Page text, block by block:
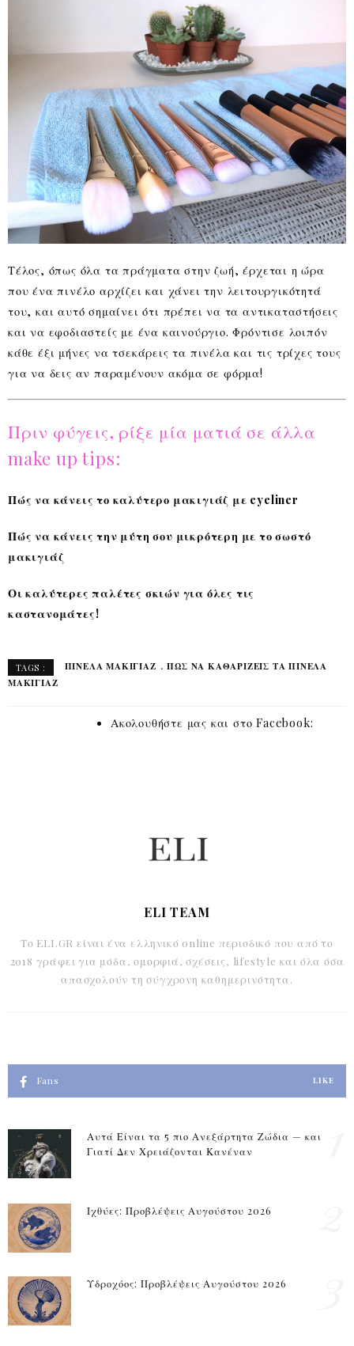
Τέλος, όπως όλα τα πράγματα στην ζωή, έρχεται η ώρα
που ένα πινέλο αρχίζει και χάνει την λειτουργικότητά
του, και αυτό σημαίνει ότι πρέπει να τα αντικαταστήσεις
και να εφοδιαστείς με ένα καινούργιο. Φρόντισε λοιπόν
κάθε έξι μήνες να τσεκάρεις τα πινέλα και τις τρίχες τους
για να δεις αν παραμένουν ακόμα σε φόρμα!
Πριν φύγεις, ρίξε μία ματιά σε άλλα
make up tips:
Πώς να κάνεις το καλύτερο μακιγιάζ με eyeliner
Πώς να κάνεις την μύτη σου μικρότερη με το σωστό
μακιγιάζ
Οι καλύτερες παλέτες σκιών για όλες τις
καστανομάτες!
TAGS : ΠΙΝΈΛΑ ΜΑΚΙΓΙΆΖ
ΠΩΣ ΝΑ ΚΑΘΑΡΊΖΕΙΣ ΤΑ ΠΙΝΈΛΑ
ΜΑΚΙΓΙΑΖ
Ακολουθήστε μας και στο Facebook:
ELI TEAM
Το ELI.GR είναι ένα ελληνικό online περιοδικό που από το
2018 γράφει για μόδα, ομορφιά, σχέσεις, lifestyle και όλα όσα
απασχολούν τη σύγχρονη καθημερινότητα.
Fans LIKE
Αυτά Είναι τα 5 πιο Ανεξάρτητα Ζώδια — και
Γιατί Δεν Χρειάζονται Κανέναν
Ιχθύες: Προβλέψεις Αυγούστου 2026
Υδροχόος: Προβλέψεις Αυγούστου 2026